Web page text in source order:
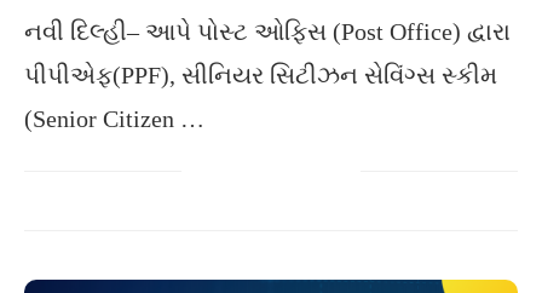
નવી દિલ્હી– આપે પોસ્ટ ઓફિસ (Post Office) દ્વારા
પીપીએફ(PPF), સીનિયર સિટીઝન સેવિંગ્સ સ્કીમ
(Senior Citizen …